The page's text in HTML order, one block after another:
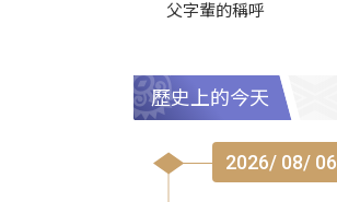
父字輩的稱呼
歷史上的今天
2026/ 08/ 06